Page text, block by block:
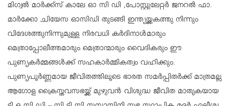
മിഗ്വൽ മാർക്ക്സ് കാലേ ഓ സി ഡി ,പോസ്റ്റുലേറ്റർ ജനറൽ ഫാ.
മാർക്കോ ചിയേസ ഓസിഡി തുടങ്ങി ഇന്ത്യയ്ക്കകത്തു നിന്നും
വിദേശത്തുനിന്നുമുള്ള നിരവധി കർദിനാൾമാരും
മെത്രാപ്പോലീത്തമാരും മെത്രാന്മാരും വൈദികരും ഈ
പുണ്യകർമ്മങ്ങൾക്ക് സഹകാർമ്മികത്വം വഹിക്കും.
പുണ്യപൂർണ്ണമായ ജീവിതത്തിലൂടെ ഭാരത സമർപ്പിതർക്ക് മാത്രമല്ല
ആഗോള ക്രൈസ്തവസഭയ്ക്ക് മുഴുവൻ വിശുദ്ധ ജീവിത മാതൃകയായ